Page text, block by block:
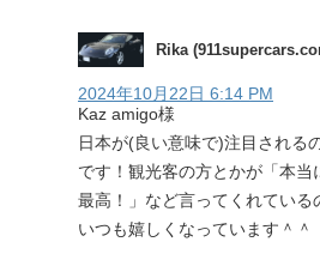
Rika
2024年10月22日 6:14 PM
Kaz amigo様
日本が(良い意味で)注目される
です！観光客の方とかが「本当
最高！」など言ってくれている
いつも嬉しくなっています＾＾